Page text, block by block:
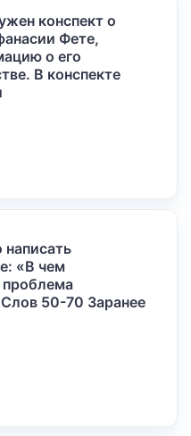
конспект о
Фете,
о его
В конспекте
написать
«В чем
проблема
50-70 Заранее